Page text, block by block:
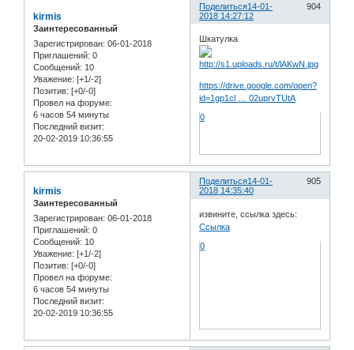
Поделиться 904
14-01-
2018 14:27:12
kirmis
Заинтересованный
Зарегистрирован: 06-01-2018
Приглашений: 0
Сообщений: 10
Уважение: [+1/-2]
Позитив: [+0/-0]
Провел на форуме:
6 часов 54 минуты
Последний визит:
20-02-2019 10:36:55
Шкатулка
https://drive.google.com/open?
id=1gp1cl … 02uprvTUtA
0
Поделиться 905
14-01-
2018 14:35:40
kirmis
Заинтересованный
Зарегистрирован: 06-01-2018
Приглашений: 0
Сообщений: 10
Уважение: [+1/-2]
Позитив: [+0/-0]
Провел на форуме:
6 часов 54 минуты
Последний визит:
20-02-2019 10:36:55
извините, ссылка здесь:
Ссылка
0